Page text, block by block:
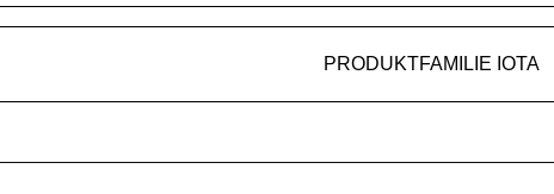
PRODUKTFAMILIE IOTA